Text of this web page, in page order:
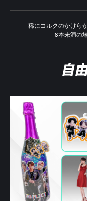
稀にコルクのかけら
8本未満の